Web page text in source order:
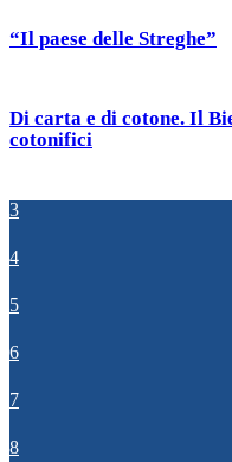
“Il paese delle Streghe”
Di carta e di cotone. Il
cotonifici
3
4
5
6
7
8